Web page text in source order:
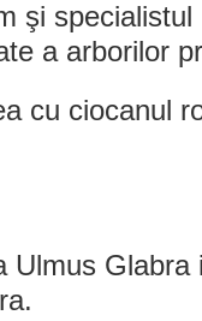
şi
a arborilor
cu ciocanul
Ulmus